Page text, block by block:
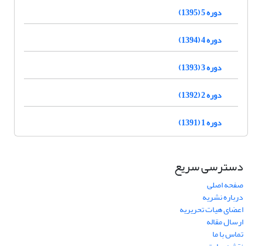
دوره 5 (1395)
دوره 4 (1394)
دوره 3 (1393)
دوره 2 (1392)
دوره 1 (1391)
دسترسی سریع
صفحه اصلی
درباره نشریه
اعضای هیات تحریریه
ارسال مقاله
تماس با ما